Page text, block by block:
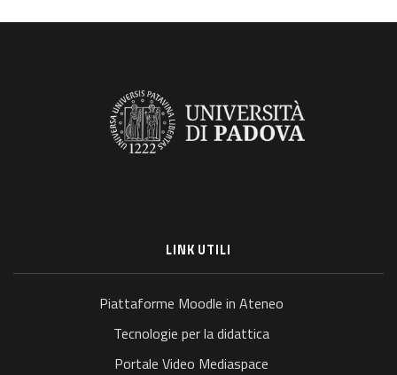
LINK UTILI
Piattaforme Moodle in Ateneo
Tecnologie per la didattica
Portale Video Mediaspace